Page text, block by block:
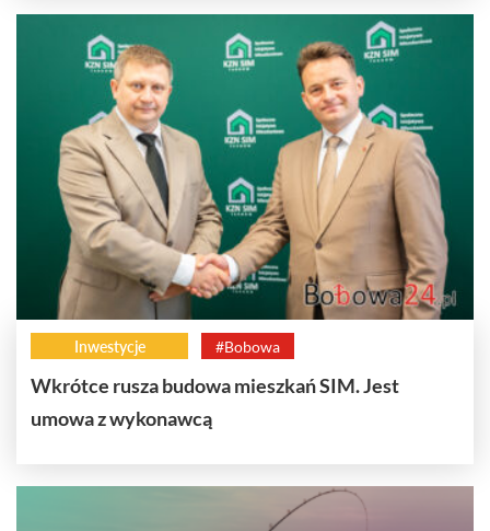
Inwestycje #Bobowa
Wkrótce rusza budowa mieszkań SIM. Jest
umowa z wykonawcą